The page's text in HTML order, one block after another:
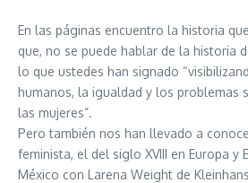
En las páginas encuentro la historia
que, no se puede hablar de la historia
lo que ustedes han signado
humanos, la igualdad y los problemas
las mujeres”.
Pero también nos han llevado a
feminista, el del siglo XVIII en Europa y
México con Larena Weight de